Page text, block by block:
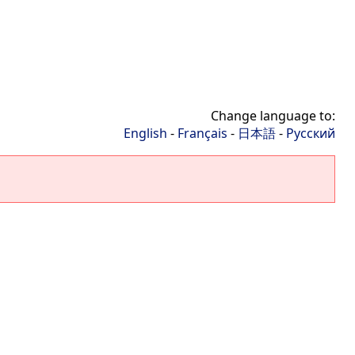
Change language to:
English - Français - 日本語- Русский